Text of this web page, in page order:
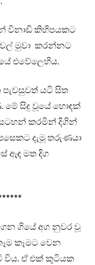
විනාඩි කිහිපයකට
මුවා කරන්නට
එවේලෙහිය.
පැවසුවත් යටි සිත
මේ සිදු වූයේ හොඳක්
කරමින් දිගින්
දැමූ තරුණයා
ඇඳ මත දිග
ගියේ අග නුවර වූ
කෑමට වෙන
ඒ එක් කුටියක